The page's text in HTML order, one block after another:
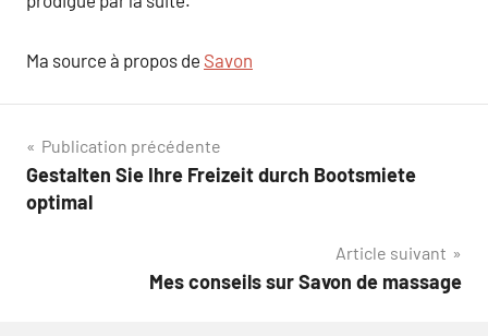
Ma source à propos de Savon
Navigation
de
Publication précédente
Gestalten Sie Ihre Freizeit durch Bootsmiete
optimal
Article suivant
Mes conseils sur Savon de massage